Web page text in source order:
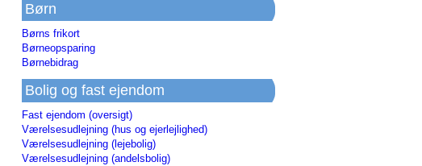
Børn
Børns frikort
Børneopsparing
Børnebidrag
Bolig og fast ejendom
Fast ejendom (oversigt)
Værelsesudlejning (hus og ejerlejlighed)
Værelsesudlejning (lejebolig)
Værelsesudlejning (andelsbolig)